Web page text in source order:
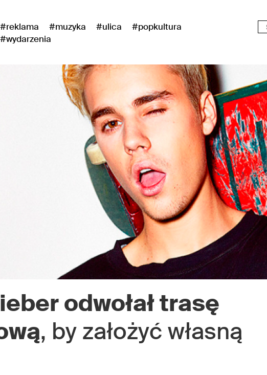
#reklama #muzyka #ulica
#popkultura
#wydarzenia
odwołał trasę
, by założyć własną